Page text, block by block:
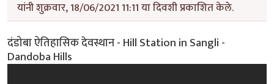
यांनी शुक्रवार, 18/06/2021 11:11 या दिवशी प्रकाशित केले.
दंडोबा ऐतिहासिक देवस्थान - Hill Station in Sangli -
Dandoba Hills